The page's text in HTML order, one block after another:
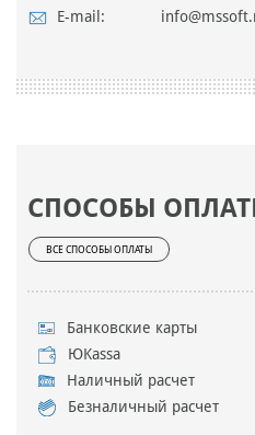
E-mail:
СПОСОБЫ
ВСЕ СПОСОБЫ ОПЛАТЫ
Банковские карты
ЮKassa
Наличный расчет
Безналичный расчет